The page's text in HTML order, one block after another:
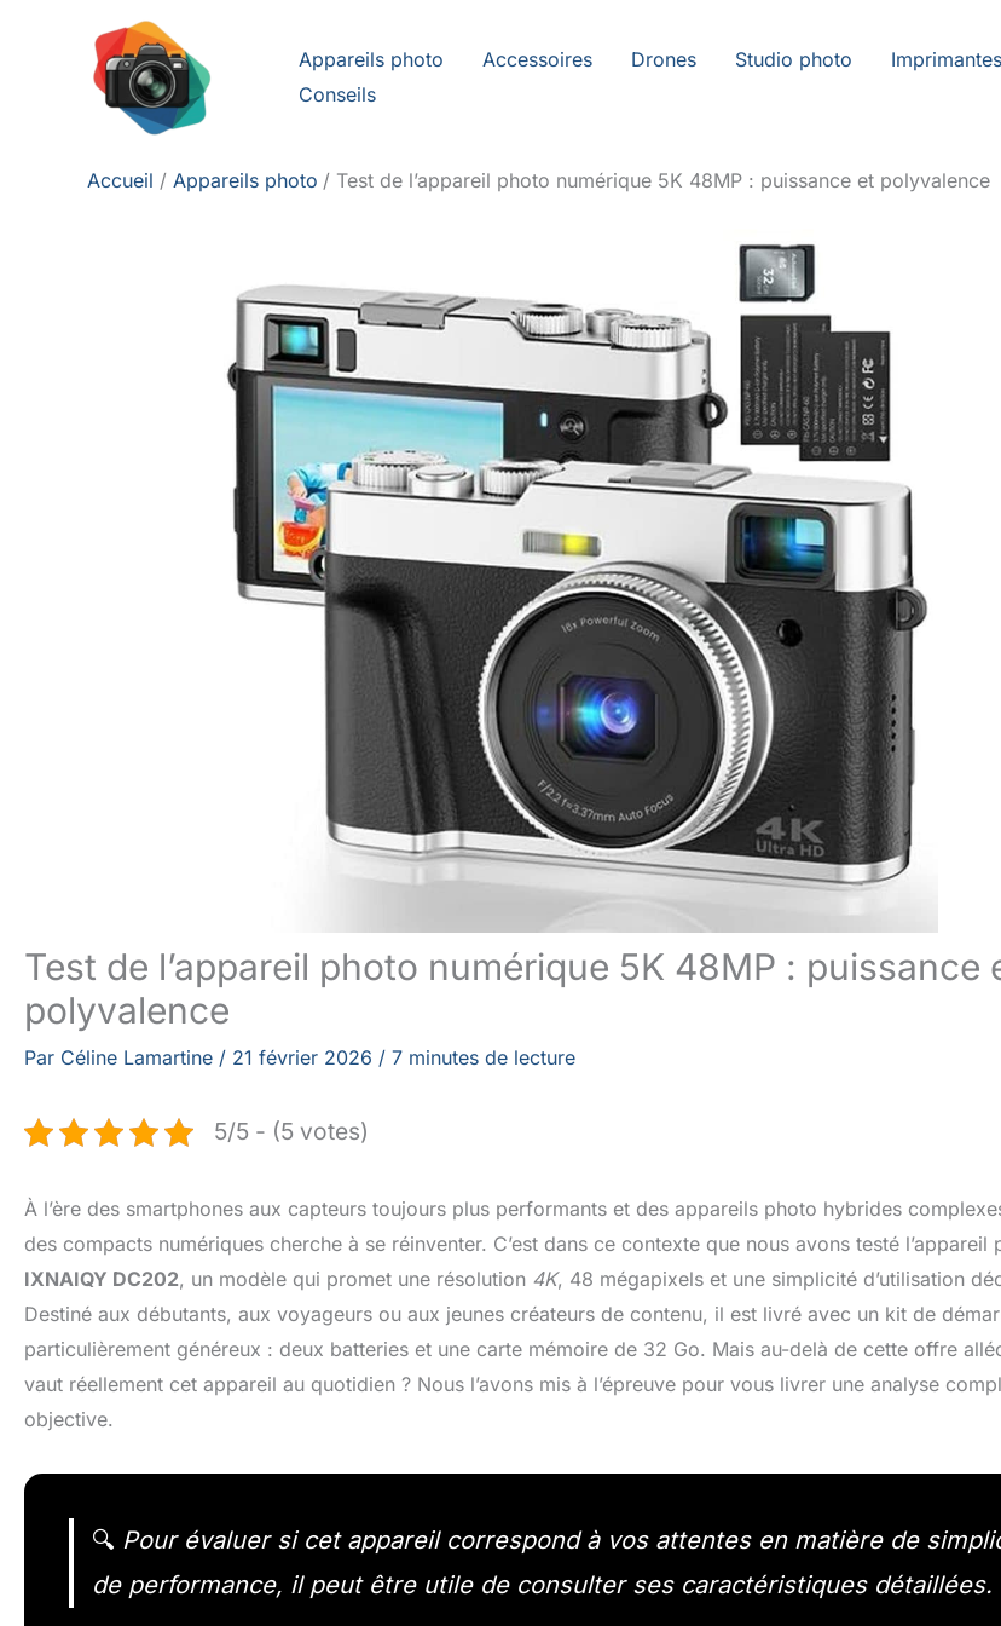
Appareils photo Accessoires Drones Studio photo Imprimantes
Conseils
Accueil Appareils photo Test de l’appareil photo numérique 5K 48MP : puissance et polyvalence
Test de l’appareil photo numérique 5K 48MP : puissance
polyvalence
Par Céline Lamartine / 21 février 2026 / 7 minutes de lecture
5/5 - (5 votes)
À l’ère des smartphones aux capteurs toujours plus performants et des appareils photo hybrides
des compacts numériques cherche à se réinventer. C’est dans ce contexte que nous avons testé l’appareil
IXNAIQY DC202, un modèle qui promet une résolution 4K, 48 mégapixels et une simplicité d’utilisation
Destiné aux débutants, aux voyageurs ou aux jeunes créateurs de contenu, il est livré avec un kit de
particulièrement généreux : deux batteries et une carte mémoire de 32 Go. Mais au-delà de cette offre
vaut réellement cet appareil au quotidien ? Nous l’avons mis à l’épreuve pour vous livrer une analyse
objective.
🔍 Pour évaluer si cet appareil correspond à vos attentes en matière de
de performance, il peut être utile de consulter ses caractéristiques détaillées.